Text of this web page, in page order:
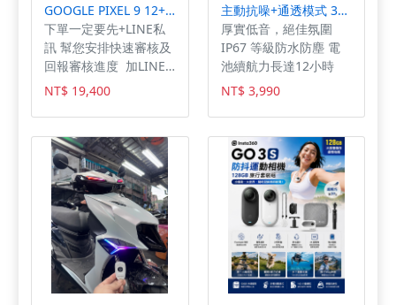
@vtron 商品為實際售
價，台中有實體店面 地
址：台中市北屯區敦化
二街63號 Facebook搜
尋：Ohlins service 威
創維修中心
GOOGLE PIXEL 9 12+128G
下單一定要先+LINE私
訊 幫您安排快速審核及
回報審核進度 加LINE
私訊：@pco7364c 地
址:高雄市鳳山區青年路
二段286號 電話:07-
7808966 眾多3C產
品，若賣場找不到您要
型號或想客製需求， 可
先傳訊或來電詢問以便
幫您開啟個案賣場，謝
謝！
NT$ 19,400
主動抗噪+通透模式 30小時長效續航
厚實低音，絕佳氛圍
IP67 等級防水防塵 電
池續航力長達12小時
NT$ 3,990